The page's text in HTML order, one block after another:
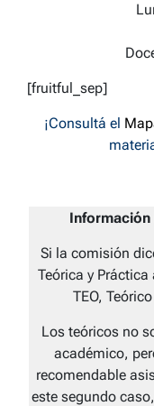
[fruitful_sep]
¡Consultá el
Si la comisión
Teórica y
TEO,
Los teóricos no
académico,
recomendable
este segundo